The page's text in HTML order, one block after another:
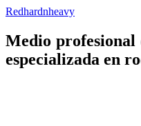
Redhardnheavy
Medio profesional
especializada en